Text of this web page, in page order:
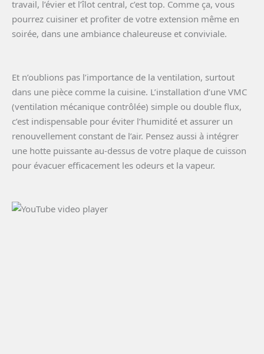
travail, l’évier et l’îlot central, c’est top. Comme ça, vous
pourrez cuisiner et profiter de votre extension même en
soirée, dans une ambiance chaleureuse et conviviale.
Et n’oublions pas l’importance de la ventilation, surtout
dans une pièce comme la cuisine. L’installation d’une VMC
(ventilation mécanique contrôlée) simple ou double flux,
c’est indispensable pour éviter l’humidité et assurer un
renouvellement constant de l’air. Pensez aussi à intégrer
une hotte puissante au-dessus de votre plaque de cuisson
pour évacuer efficacement les odeurs et la vapeur.